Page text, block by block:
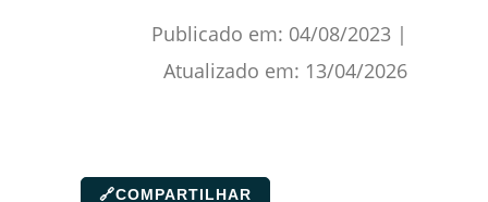
Publicado em: 04/08/2023 |
Atualizado em: 13/04/2026
🔗COMPARTILHAR